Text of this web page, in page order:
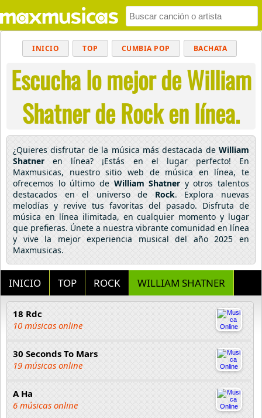
INICIO TOP CUMBIA POP BACHATA
MUSICA CRISTIANA REGGAETON
BALADAS ALTERNATIVO ELECTRÓNICA
CUMBIAS
Escucha lo mejor de William
Shatner de Rock en línea.
¿Quieres disfrutar de la música más destacada de William
Shatner en línea? ¡Estás en el lugar perfecto! En
Maxmusicas, nuestro sitio web de música en línea, te
ofrecemos lo último de William Shatner y otros talentos
destacados en el universo de Rock. Explora nuevas
melodías y revive tus favoritas del pasado. Disfruta de
música en línea ilimitada, en cualquier momento y lugar
que prefieras. Únete a nuestra vibrante comunidad en línea
y vive la mejor experiencia musical del año 2025 en
Maxmusicas.
INICIO TOP ROCK WILLIAM SHATNER
18 Rdc
10 músicas online
30 Seconds To Mars
19 músicas online
A Ha
6 músicas online